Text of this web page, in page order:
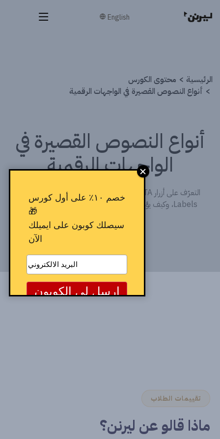
English
الرئيسية
محتوى الكورس
أنواع النصوص القصيرة في الواجهات الرقمية
أنواع النصوص القصيرة في
الواجهات الرقمية
Labels، وكيف يؤثر كل نوع منها على وضوح التجربة وسهولة
تقييمات الطلاب
ماذا قالو عن ليرنن؟
خصم ١٠٪ على أول كورس
🎁
سيصلك كوبون على ايميلك
الآن